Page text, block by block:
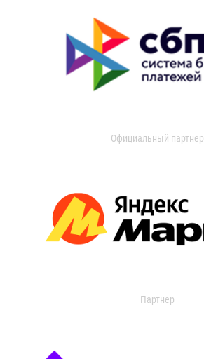
Официальный партнер
Партнер